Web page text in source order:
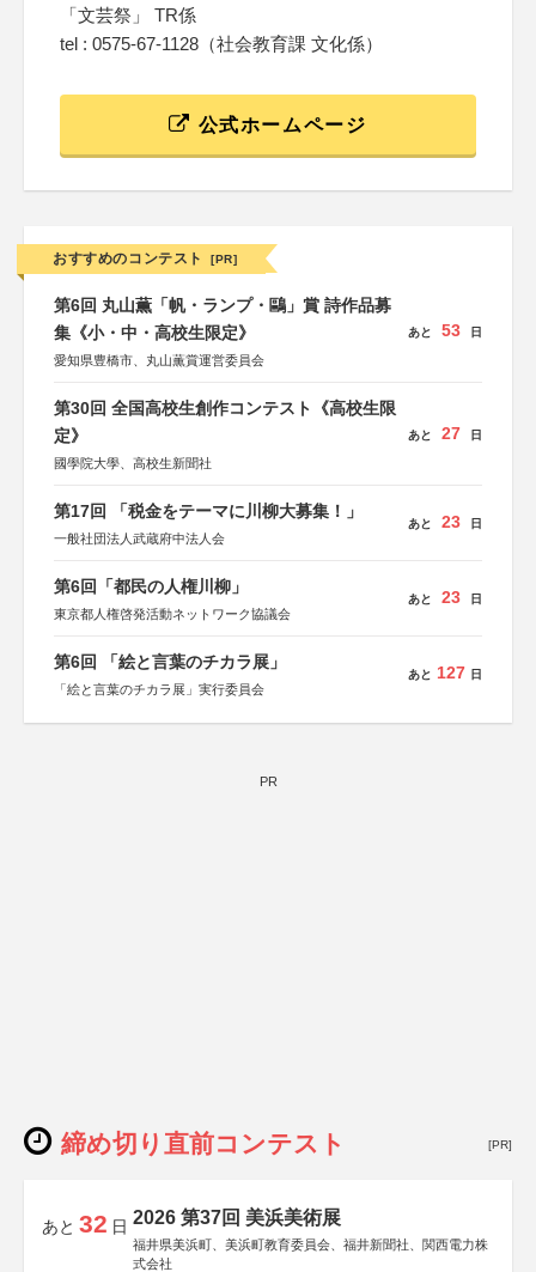
「文芸祭」 TR係
tel : 0575-67-1128（社会教育課 文化係）
公式ホームページ
おすすめのコンテスト [PR]
第6回 丸山薫「帆・ランプ・鷗」賞 詩作品募
集《小・中・高校生限定》
愛知県豊橋市、丸山薫賞運営委員会
あと 53 日
第30回 全国高校生創作コンテスト《高校生限
定》
國學院大學、高校生新聞社
あと 27 日
第17回 「税金をテーマに川柳大募集！」
一般社団法人武蔵府中法人会
あと 23 日
第6回「都民の人権川柳」
東京都人権啓発活動ネットワーク協議会
あと 23 日
第6回 「絵と言葉のチカラ展」
「絵と言葉のチカラ展」実行委員会
あと 127 日
PR
締め切り直前コンテスト [PR]
あと 32 日 2026 第37回 美浜美術展
福井県美浜町、美浜町教育委員会、福井新聞社、関西電力株
式会社